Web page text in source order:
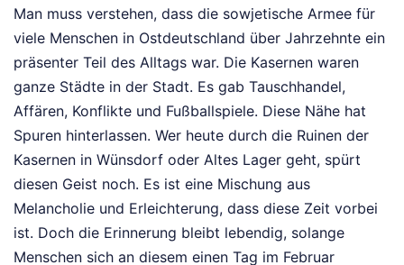
Man muss verstehen, dass die sowjetische Armee für
viele Menschen in Ostdeutschland über Jahrzehnte ein
präsenter Teil des Alltags war. Die Kasernen waren
ganze Städte in der Stadt. Es gab Tauschhandel,
Affären, Konflikte und Fußballspiele. Diese Nähe hat
Spuren hinterlassen. Wer heute durch die Ruinen der
Kasernen in Wünsdorf oder Altes Lager geht, spürt
diesen Geist noch. Es ist eine Mischung aus
Melancholie und Erleichterung, dass diese Zeit vorbei
ist. Doch die Erinnerung bleibt lebendig, solange
Menschen sich an diesem einen Tag im Februar